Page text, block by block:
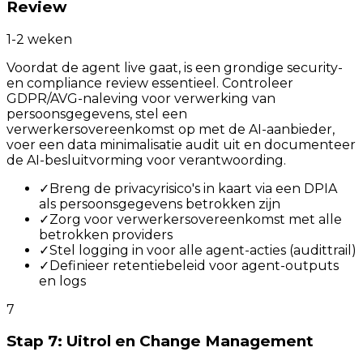
Review
1-2 weken
Voordat de agent live gaat, is een grondige security-
en compliance review essentieel. Controleer
GDPR/AVG-naleving voor verwerking van
persoonsgegevens, stel een
verwerkersovereenkomst op met de AI-aanbieder,
voer een data minimalisatie audit uit en documenteer
de AI-besluitvorming voor verantwoording.
✓Breng de privacyrisico's in kaart via een DPIA
als persoonsgegevens betrokken zijn
✓Zorg voor verwerkersovereenkomst met alle
betrokken providers
✓Stel logging in voor alle agent-acties (audittrail)
✓Definieer retentiebeleid voor agent-outputs
en logs
7
Stap 7: Uitrol en Change Management